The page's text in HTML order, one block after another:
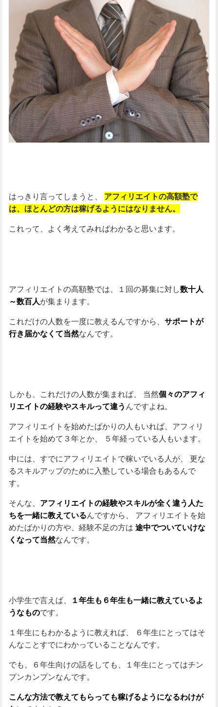
はっきり言ってしまうと、
アフィリエイトの高額塾で
は、ほとんどの方は稼げるようにはなりません。
これって、よく考えてみればわかると思います。
アフィリエイトの高額塾では、１回の募集に対し数十人
～数百人が集まります。
これだけの人数を一度に教えるんですから、 サポートが
行き届かなくて当然なんです。
しかも、これだけの人数が集まれば、 当然個々のアフィ
リエイトの経験やスキルって違う んですよね。
アフィリエイトを始めたばかりの人もいれば、アフィリ
エイトを始めて３年とか、
５年経っている人もいます。
中には、すでにアフィリエイトで稼いでいる人が、
更な
るスキルアップのために入塾している場合もあるんで
す。
そんな、
アフィリエイトの経験やスキルが全く違う人た
ちを一緒に教えているんですから、
アフィリエイトを始
めたばかりの方や、経験不足の方は 途中でついていけな
くなって当然なんです。
小学生で言えば、
１年生も６年生も一緒に教えているよ
うなものです。
１年生にもわかるように教えれば、
６年生にとってはそ
んなことすでにわかっていることなんです。
でも、６年生向けの話をしても、１年生にとってはチン
プンカンプンなんです。
こんな方法で教えてもらっても稼げるようになるわけが